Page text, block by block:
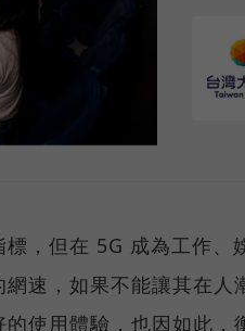
，但在 5G 成為工作、
速，如果不能讓其在人
使用體驗，也因如此，